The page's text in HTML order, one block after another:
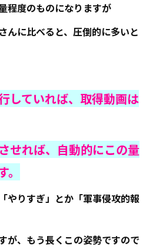
程度のものになりますが
んに比べると、圧倒的に多いと
していれば、取得動画は
せれば、自動的にこの量
やりすぎ」とか「軍事侵攻的報
が、もう長くこの姿勢ですので